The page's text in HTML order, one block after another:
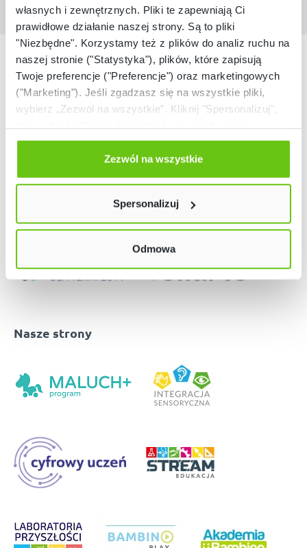
własnych i zewnętrznych. Pliki te zapewniają Ci
prawidłowe działanie naszej strony. Są to pliki
"Niezbędne". Korzystamy też z plików do analiz ruchu na
naszej stronie ("Statystyka"), plików, które zapisują
Twoje preferencje ("Preferencje") oraz marketingowych
("Marketing"). Jeśli zgadzasz się na wszystkie pliki,
wybierz „Zezwól na wszystkie”. Kliknij "Spersonalizuj",
Odmów zgody poprzez przycisk „Odmowa”. Wtedy
użyjemy tylko plików niezbędnych dla naszej strony.
Twój wybór możesz zmienić przez kliknięcie przycisku w
Polityce prywatności
Zezwól na wszystkie
Spersonalizuj
Odmowa
Nasze marki
Nasze strony